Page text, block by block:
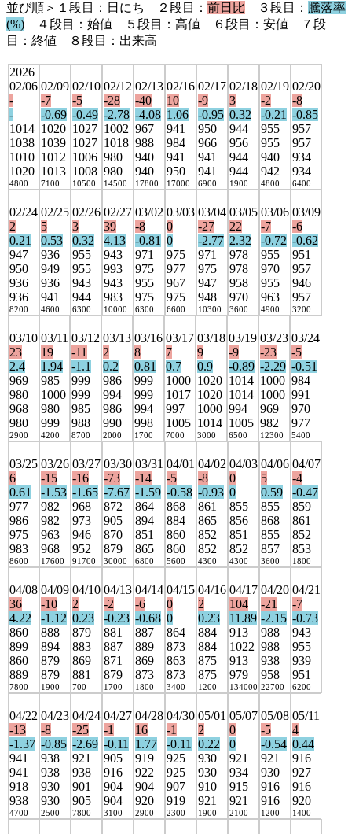
並び順＞１段目：日にち ２段目： 前日比 ３段目： 騰落率
(%) ４段目：始値 ５段目：高値 ６段目：安値 ７段
目：終値 ８段目：出来高
2026
02/06
-
-
1014
1038
1010
1020
4800
02/09
-7
-0.69
1020
1039
1012
1013
7100
02/10
-5
-0.49
1027
1027
1006
1008
10500
02/12
-28
-2.78
1002
1018
980
980
14500
02/13
-40
-4.08
967
988
940
940
17800
02/16
10
1.06
941
984
941
950
17000
02/17
-9
-0.95
950
966
941
941
6900
02/18
3
0.32
944
956
944
944
1900
02/19
-2
-0.21
955
955
940
942
4800
02/20
-8
-0.85
957
957
934
934
6400
02/24
2
0.21
947
950
936
936
8200
02/25
5
0.53
936
949
936
941
4600
02/26
3
0.32
955
955
943
944
6300
02/27
39
4.13
943
993
943
983
10000
03/02
-8
-0.81
971
975
955
975
6300
03/03
0
0
975
977
967
975
6600
03/04
-27
-2.77
971
975
947
948
10300
03/05
22
2.32
978
978
958
970
3600
03/06
-7
-0.72
955
970
955
963
4900
03/09
-6
-0.62
951
957
946
957
3200
03/10
23
2.4
969
980
968
980
2900
03/11
19
1.94
985
1000
980
999
4200
03/12
-11
-1.1
999
999
985
988
8700
03/13
2
0.2
986
994
986
990
2000
03/16
8
0.81
999
999
994
998
1700
03/17
7
0.7
1000
1017
997
1005
7000
03/18
9
0.9
1020
1020
1000
1014
3000
03/19
-9
-0.89
1014
1014
994
1005
6500
03/23
-23
-2.29
1000
1000
969
982
12300
03/24
-5
-0.51
984
991
970
977
5400
03/25
6
0.61
977
986
975
983
8600
03/26
-15
-1.53
982
982
963
968
17600
03/27
-16
-1.65
968
973
946
952
91700
03/30
-73
-7.67
872
905
870
879
30000
03/31
-14
-1.59
864
894
851
865
6800
04/01
-5
-0.58
868
884
860
860
5600
04/02
-8
-0.93
861
865
852
852
4300
04/03
0
0
855
856
851
852
4300
04/06
5
0.59
855
868
855
857
3600
04/07
-4
-0.47
859
861
852
853
1800
04/08
36
4.22
860
899
860
889
7800
04/09
-10
-1.12
888
894
879
879
1900
04/10
2
0.23
879
883
869
881
700
04/13
-2
-0.23
881
887
871
879
1700
04/14
-6
-0.68
887
889
869
873
1800
04/15
0
0
864
873
863
873
3400
04/16
2
0.23
884
884
875
875
1200
04/17
104
11.89
913
1022
913
979
134000
04/20
-21
-2.15
988
988
938
958
22700
04/21
-7
-0.73
943
955
939
951
6200
04/22
-13
-1.37
941
941
918
938
4700
04/23
-8
-0.85
938
938
930
930
2500
04/24
-25
-2.69
921
938
901
905
7800
04/27
-1
-0.11
905
916
904
904
3100
04/28
16
1.77
919
922
904
920
2900
04/30
-1
-0.11
925
925
907
919
2300
05/01
2
0.22
930
930
910
921
1900
05/07
0
0
921
934
915
921
2100
05/08
-5
-0.54
921
930
916
916
1200
05/11
4
0.44
916
927
916
920
1400